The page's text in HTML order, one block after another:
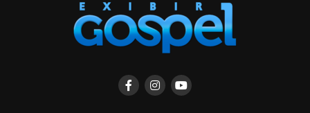
Missões em risco: Governo chinês
proíbe atividades religiosas não
1 ano ago on
23/04/2025